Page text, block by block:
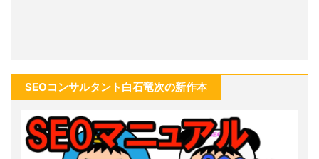
SEOコンサルタント白石竜次の新作本